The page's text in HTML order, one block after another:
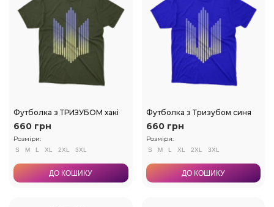
Футболка з ТРИЗУБОМ хакі
660 грн
Розміри:
S M L XL 2XL 3XL
ДО КОШИКУ
Футболка з Тризубом синя
660 грн
Розміри:
S M L XL 2XL 3XL
ДО КОШИКУ